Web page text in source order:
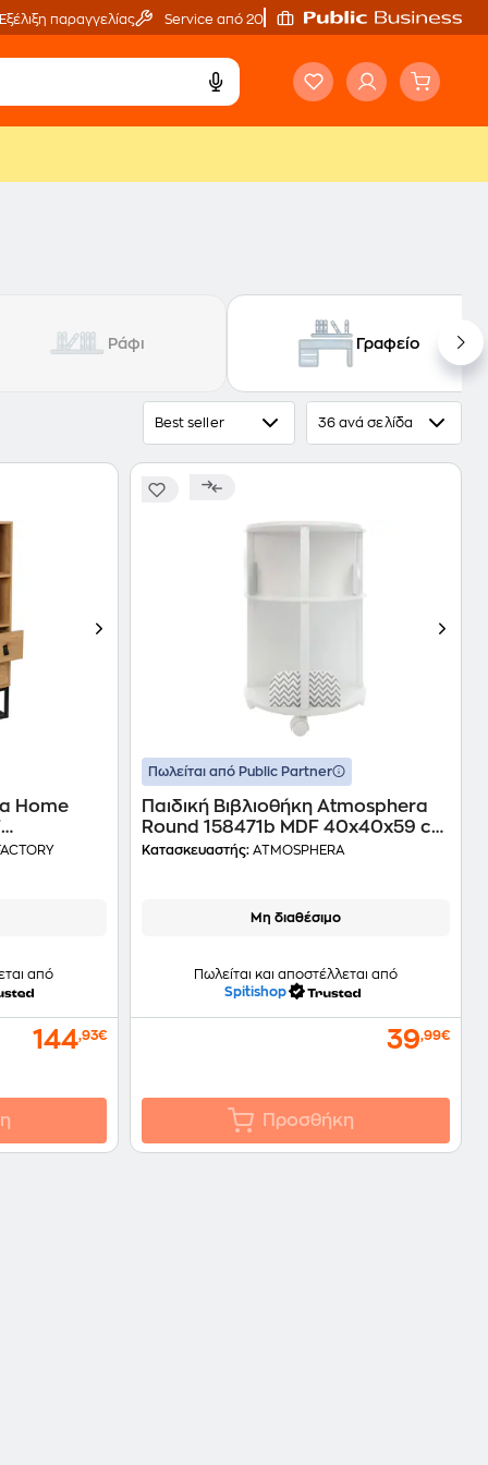
Εξέλιξη παραγγελίας Service από 20'
Ράφι Γραφείο
Best seller 36 ανά σελίδα
Home
από
144,93€
Πωλείται από Public Partner
Παιδική Βιβλιοθήκη Atmosphera
Round 158471b MDF 40x40x59 cm
- Λευκό / Γκρι
Κατασκευαστής:ATMOSPHERA
Μη διαθέσιμο
Πωλείται και αποστέλλεται από
Spitishop
39,99€
Προσθήκη